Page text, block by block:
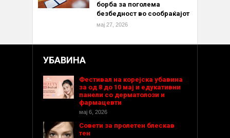
борба за поголема
безбедност во сообраќајот
мај 27, 2026
УБАВИНА
Фестивал на корејска убавина
за од 8 до 10 мај и едукативни
панели со дерматолози и
фармацевти
мај 6, 2026
Совети за пролетен блескав
тен